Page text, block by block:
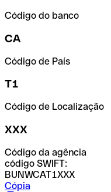
Código do banco
CA
Código de País
T1
Código de Localização
XXX
Código da agência
código SWIFT:
BUNWCAT1XXX
Cópia